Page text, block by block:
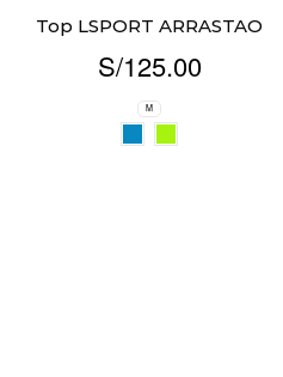
Top LSPORT ARRASTAO
S/125.00
M